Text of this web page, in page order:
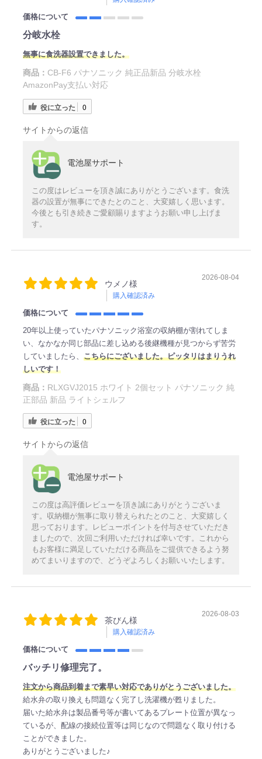
価格について
分岐水栓
無事に食洗器設置できました。
商品： CB-F6 パナソニック 純正品新品 分岐水栓
AmazonPay支払い対応
役に立った 0
サイトからの返信
電池屋サポート
この度はレビューを頂き誠にありがとうございます。食洗
器の設置が無事にできたとのこと、大変嬉しく思います。
今後とも引き続きご愛顧賜りますようお願い申し上げま
す。
ウメノ様
購入確認済み
2026-08-04
価格について
20年以上使っていたパナソニック浴室の収納棚が割れてしま
い、なかなか同じ部品に差し込める後継機種が見つからず苦労
していましたら、 こちらにございました。ピッタリはまりうれ
しいです！
商品： RLXGVJ2015 ホワイト 2個セット パナソニック 純
正部品 新品 ライトシェルフ
役に立った 0
サイトからの返信
電池屋サポート
この度は高評価レビューを頂き誠にありがとうございま
す。収納棚が無事に取り替えられたとのこと、大変嬉しく
思っております。レビューポイントを付与させていただき
ましたので、次回ご利用いただければ幸いです。これから
もお客様に満足していただける商品をご提供できるよう努
めてまいりますので、どうぞよろしくお願いいたします。
茶びん様
購入確認済み
2026-08-03
価格について
バッチリ修理完了。
注文から商品到着まで素早い対応でありがとうございました。
給水弁の取り換えも問題なく完了し洗濯機が甦りました。
届いた給水弁は製品番号等が書いてあるプレート位置が異なっ
ているが、配線の接続位置等は同じなので問題なく取り付ける
ことができました。
ありがとうございました♪